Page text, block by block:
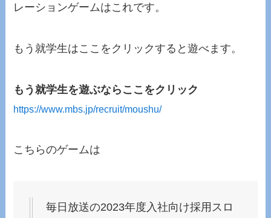
レーションゲームはこれです。
もう就学生はここ をクリックすると遊べます。
もう就学生を遊ぶならここをクリック
https://www.mbs.jp/recruit/moushu/
こちらのゲームは
毎日放送の2023年度入社向け採用スロ